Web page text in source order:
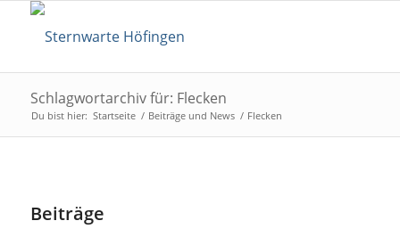
Schlagwortarchiv für: Flecken
Du bist hier: Startseite / Beiträge und News / Flecken
Beiträge